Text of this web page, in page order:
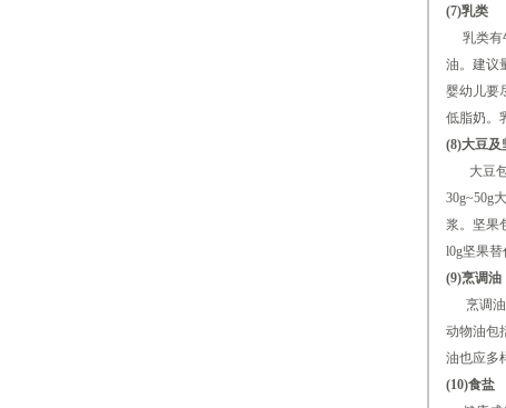
(7)乳类
乳类有
油。建议
婴幼儿要
低脂奶。
(8)大豆及
大豆包
30g~50g
浆。坚果
l0g坚果替
(9)烹调油
烹调油
动物油包
油也应多
(10)食盐